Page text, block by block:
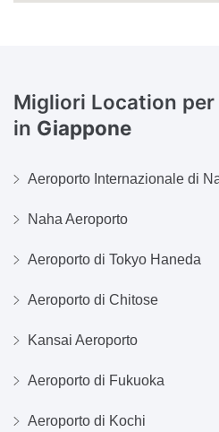
Migliori Location
in Giappone
Aeroporto Internazionale di
Naha Aeroporto
Aeroporto di Tokyo Haneda
Aeroporto di Chitose
Kansai Aeroporto
Aeroporto di Fukuoka
Aeroporto di Kochi